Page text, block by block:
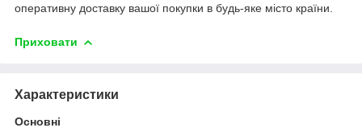
оперативну доставку вашої покупки в будь-яке місто країни.
Приховати
Характеристики
Основні